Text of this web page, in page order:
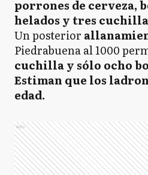
porrones de cerveza,
helados y tres
Un posterior
Piedrabuena al 1000
cuchilla y sólo ocho
Estiman que los
edad.
Ads